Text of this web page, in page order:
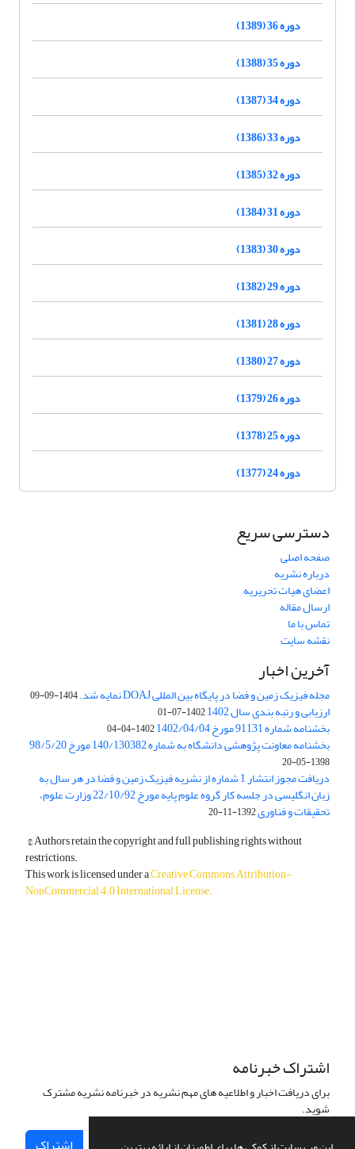
دوره 36 (1389)
دوره 35 (1388)
دوره 34 (1387)
دوره 33 (1386)
دوره 32 (1385)
دوره 31 (1384)
دوره 30 (1383)
دوره 29 (1382)
دوره 28 (1381)
دوره 27 (1380)
دوره 26 (1379)
دوره 25 (1378)
دوره 24 (1377)
دسترسی سریع
صفحه اصلی
درباره نشریه
اعضای هیات تحریریه
ارسال مقاله
تماس با ما
نقشه سایت
آخرین اخبار
مجله فیزیک زمین و فضا در پایگاه بین المللی DOAJ نمایه شد. 1404-09-09
ارزیابی و رتبه بندی سال 1402 1402-07-01
بخشنامه شماره 91131 مورخ 1402/04/04 1402-04-04
بخشنامه معاونت پژوهشی دانشگاه به شماره 140/130382 مورخ 98/5/20
1398-05-20
دریافت مجوز انتشار 1 شماره از نشریه فیزیک زمین و فضا در هر سال به
زبان انگلیسی در جلسه کار گروه علوم پایه مورخ 22/10/92 وزارت علوم،
تحقیقات و فناوری1392-11-20
© Authors retain the copyright and full publishing rights without
restrictions.
This work is licensed under aCreative Commons Attribution-
NonCommercial 4.0 International License.
اشتراک خبرنامه
برای دریافت اخبار و اطلاعیه های مهم نشریه در خبرنامه نشریه مشترک
شوید.